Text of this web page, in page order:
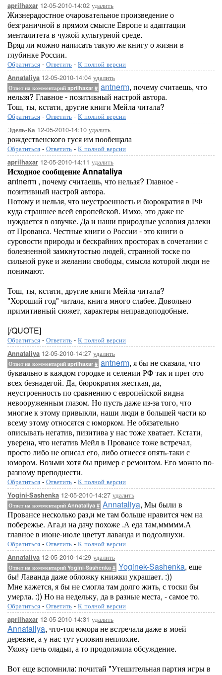
aprilhaxar 12-05-2010-14:02 удалить
Жизнерадостное очаровательное произведение о
безграничной в прямом смысле Европе и адаптации
менталитета в чужой культурной среде.
Вряд ли можно написать такую же книгу о жизни в
глубинке России.
Обратиться - Ответить - К полной версии
Annataliya 12-05-2010-14:04 удалить
Ответ на комментарий aprilhaxar # antnerm, почему считаешь, что
нельзя? Главное - позитивный настрой автора.
Тош, ты, кстати, другие книги Мейла читала?
Обратиться - Ответить - К полной версии
Эдель-Ка 12-05-2010-14:10 удалить
рождественского гуся им пообещала
Обратиться - Ответить - К полной версии
aprilhaxar 12-05-2010-14:11 удалить
Исходное сообщение Annataliya
antnerm , почему считаешь, что нельзя? Главное -
позитивный настрой автора.
Потому и нельзя, что неустроенность и бюрократия в РФ
куда страшнее всей европейской. Имхо, это даже не
нуждается в озвучке. Да и наши природные условия далеки
от Прованса. Честные книги о России - это книги о
суровости природы и бескрайних просторах в сочетании с
болезненной замкнутостью людей, странной тоске по
сильной руке и желании свободы, смысла которой люди не
понимают.
Тош, ты, кстати, другие книги Мейла читала?
"Хороший год" читала, книга много слабее. Довольно
примитивный сюжет, характеры неправдоподобные.
[/QUOTE]
Обратиться - Ответить - К полной версии
Annataliya 12-05-2010-14:27 удалить
Ответ на комментарий aprilhaxar # antnerm, я бы не сказала, что
буквально в каждом городке и селении РФ так и прет ото
всех безнадегой. Да, бюрократия жесткая, да,
неустроенность по сравнению с европейской видна
невооруженным глазом. Но пусть даже из-за того, что
многие к этому привыкли, наши люди в большей части ко
всему этому относятся с юморком. Не обязательно
описывать негатив, пизитива у нас тоже хватает. Кстати,
уверена, что негатив Мейл в Провансе тоже встречал,
просто либо не описал его, либо отнесся опять-таки с
юмором. Возьми хотя бы пример с ремонтом. Его можно по-
разному преподнести.
Обратиться - Ответить - К полной версии
Yogini-Sashenka 12-05-2010-14:27 удалить
Ответ на комментарий Annataliya # Annataliya, Мы были в
Провансе несколько раз,и ме там больше нравится чем на
побережье. Ага,и на дачу похоже .А еда там,ммммм.А
главное в июне-июле цветут лаванда и подсолнухи.
Обратиться - Ответить - К полной версии
Annataliya 12-05-2010-14:29 удалить
Ответ на комментарий Yogini-Sashenka # Yoginek-Sashenka, еще
бы! Лаванда даже обложку книжки украшает. :))
Мне кажется, я бы не смогла там долго жить, с тоски бы
умерла. :)) Но на недельку, да в разные места, - самое то.
Обратиться - Ответить - К полной версии
aprilhaxar 12-05-2010-14:31 удалить
Annataliya, что-тоя юмора не встречала даже в моей
деревне, а у нас тут условия неплохие.
Ухожу печь оладьи, а то продолжила обсуждение.
Вот еще вспомнила: почитай "Утешительная партия игры в